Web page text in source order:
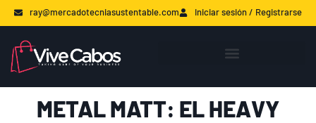
ray@mercadotecniasustentable.com Iniciar sesión / Registrarse
METAL MATT: EL HEAVY